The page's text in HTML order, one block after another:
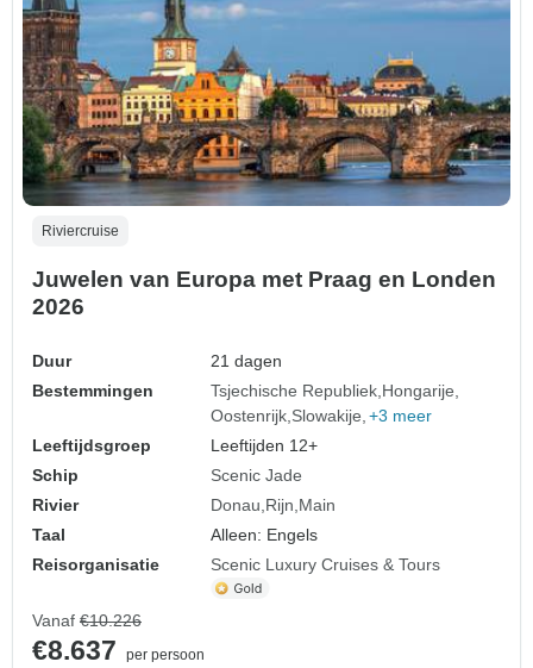
Riviercruise
Juwelen van Europa met Praag en Londen
2026
Duur
21 dagen
Bestemmingen
Tsjechische Republiek Hongarije
Oostenrijk Slowakije +3 meer
Leeftijdsgroep
Leeftijden 12+
Schip
Scenic Jade
Rivier
Donau Rijn Main
Taal
Alleen: Engels
Reisorganisatie
Scenic Luxury Cruises & Tours
Vanaf €10.226
€8.637
per persoon